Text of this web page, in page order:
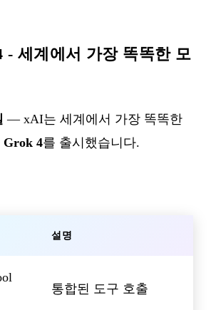
- 세계에서 가장 똑똑한 모
— xAI는 세계에서 가장 똑똑한
Grok 4를 출시했습니다.
설명
통합된 도구 호출